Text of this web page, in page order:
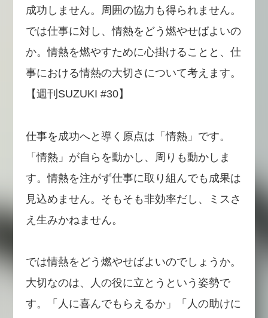
成功しません。周囲の協力も得られません。
では仕事に対し、情熱をどう燃やせばよいの
か。情熱を燃やすために心掛けることと、仕
事における情熱の大切さについて考えます。
【週刊SUZUKI #30】
仕事を成功へと導く原点は「情熱」です。
「情熱」が自らを動かし、周りも動かしま
す。情熱を注がず仕事に取り組んでも成果は
見込めません。そもそも非効率だし、ミスさ
え生みかねません。
では情熱をどう燃やせばよいのでしょうか。
大切なのは、人の役に立とうという姿勢で
す。「人に喜んでもらえるか」「人の助けに